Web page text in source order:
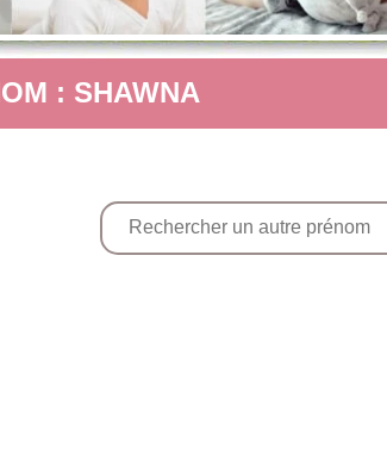
: SHAWNA